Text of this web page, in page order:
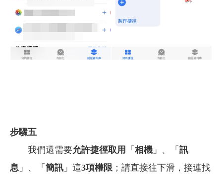
步驟五
我們還需要允許捷徑取用 「 相機 」、「 訊
息 」、「 簡訊 」這3項權限 ；請直接往下滑，接連找